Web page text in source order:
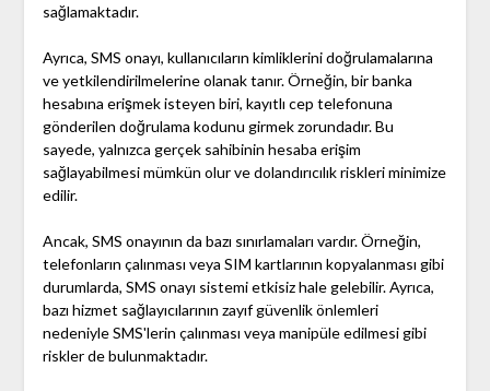
sağlamaktadır.
Ayrıca, SMS onayı, kullanıcıların kimliklerini doğrulamalarına
ve yetkilendirilmelerine olanak tanır. Örneğin, bir banka
hesabına erişmek isteyen biri, kayıtlı cep telefonuna
gönderilen doğrulama kodunu girmek zorundadır. Bu
sayede, yalnızca gerçek sahibinin hesaba erişim
sağlayabilmesi mümkün olur ve dolandırıcılık riskleri minimize
edilir.
Ancak, SMS onayının da bazı sınırlamaları vardır. Örneğin,
telefonların çalınması veya SIM kartlarının kopyalanması gibi
durumlarda, SMS onayı sistemi etkisiz hale gelebilir. Ayrıca,
bazı hizmet sağlayıcılarının zayıf güvenlik önlemleri
nedeniyle SMS'lerin çalınması veya manipüle edilmesi gibi
riskler de bulunmaktadır.